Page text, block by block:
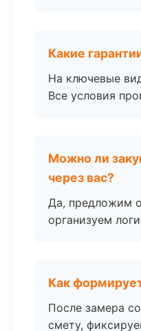
Какие
На ключевые
Все условия
Можно ли
через вас?
Да, предложим
организуем
Как
После замера
смету,